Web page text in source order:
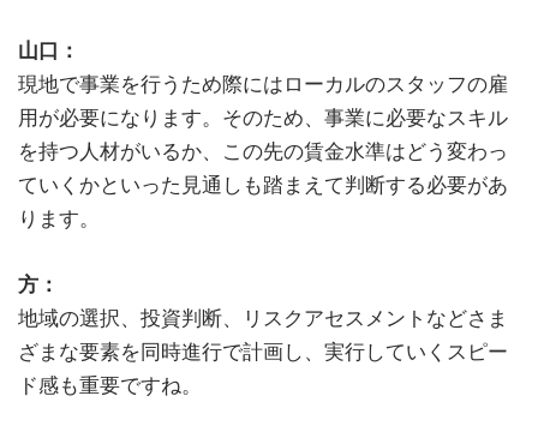
山口：
現地で事業を行うため際にはローカルのスタッフの雇
用が必要になります。そのため、事業に必要なスキル
を持つ人材がいるか、この先の賃金水準はどう変わっ
ていくかといった見通しも踏まえて判断する必要があ
ります。
方：
地域の選択、投資判断、リスクアセスメントなどさま
ざまな要素を同時進行で計画し、実行していくスピー
ド感も重要ですね。